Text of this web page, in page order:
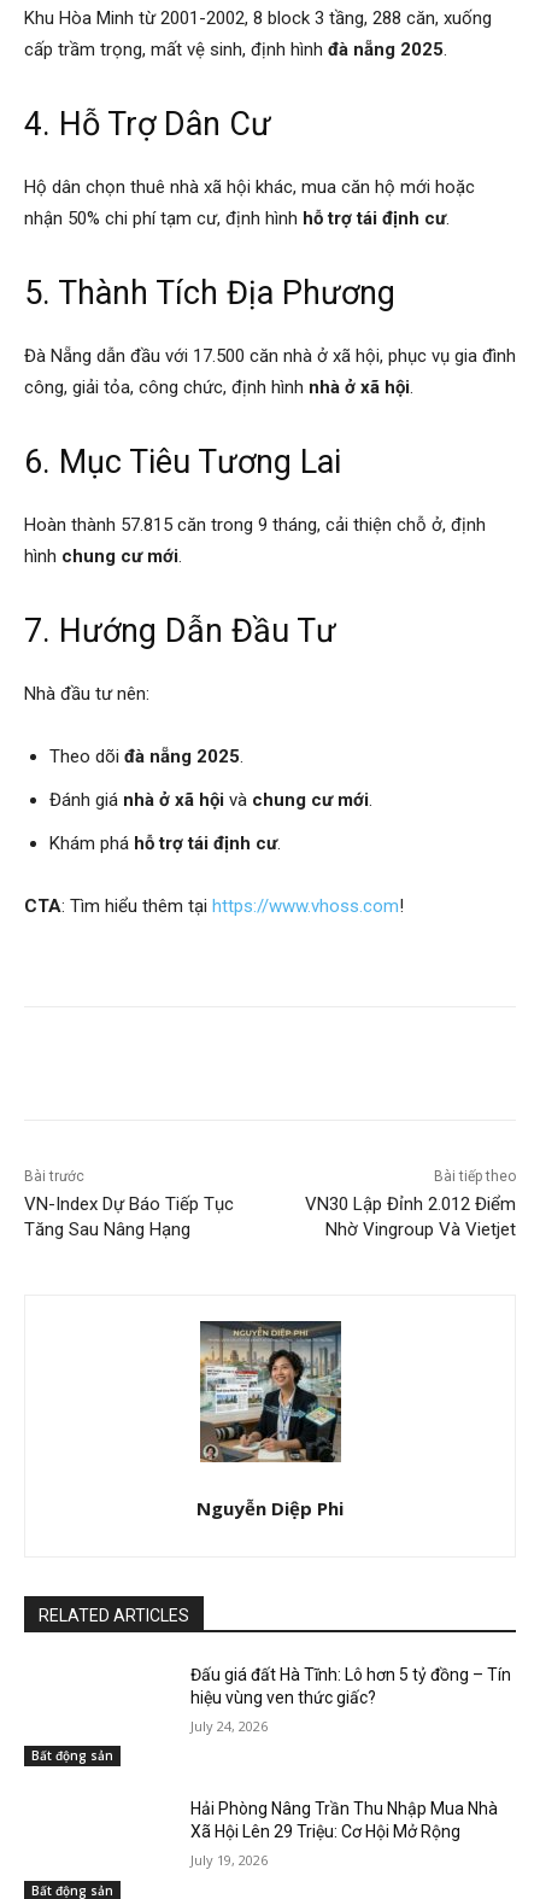
Khu Hòa Minh từ 2001-2002, 8 block 3 tầng, 288 căn, xuống
cấp trầm trọng, mất vệ sinh, định hình đà nẵng 2025.
4. Hỗ Trợ Dân Cư
Hộ dân chọn thuê nhà xã hội khác, mua căn hộ mới hoặc
nhận 50% chi phí tạm cư, định hình hỗ trợ tái định cư.
5. Thành Tích Địa Phương
Đà Nẵng dẫn đầu với 17.500 căn nhà ở xã hội, phục vụ gia đình
công, giải tỏa, công chức, định hình nhà ở xã hội.
6. Mục Tiêu Tương Lai
Hoàn thành 57.815 căn trong 9 tháng, cải thiện chỗ ở, định
hình chung cư mới.
7. Hướng Dẫn Đầu Tư
Nhà đầu tư nên:
Theo dõi đà nẵng 2025.
Đánh giá nhà ở xã hội và chung cư mới.
Khám phá hỗ trợ tái định cư.
CTA: Tìm hiểu thêm tại https://www.vhoss.com!
Bài trước
VN-Index Dự Báo Tiếp Tục
Tăng Sau Nâng Hạng
Bài tiếp theo
VN30 Lập Đỉnh 2.012 Điểm
Nhờ Vingroup Và Vietjet
Nguyễn Diệp Phi
RELATED ARTICLES
Bất động sản
Đấu giá đất Hà Tĩnh: Lô hơn 5 tỷ đồng – Tín
hiệu vùng ven thức giấc?
July 24, 2026
Bất động sản
Hải Phòng Nâng Trần Thu Nhập Mua Nhà
Xã Hội Lên 29 Triệu: Cơ Hội Mở Rộng
July 19, 2026